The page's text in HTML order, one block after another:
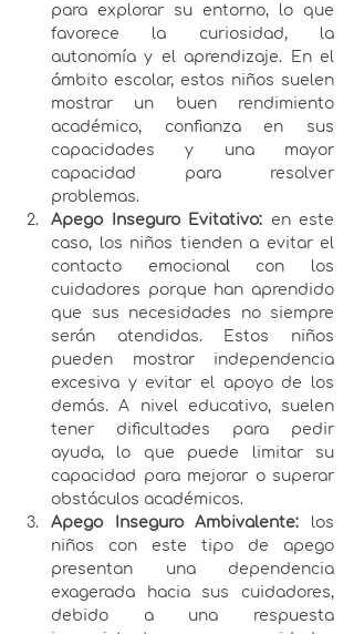
para explorar su entorno, lo que
favorece la curiosidad, la
autonomía y el aprendizaje. En el
ámbito escolar, estos niños suelen
mostrar un buen rendimiento
académico, confianza en sus
capacidades y una mayor
capacidad para resolver
problemas.
Apego Inseguro Evitativo: en este
caso, los niños tienden a evitar el
contacto emocional con los
cuidadores porque han aprendido
que sus necesidades no siempre
serán atendidas. Estos niños
pueden mostrar independencia
excesiva y evitar el apoyo de los
demás. A nivel educativo, suelen
tener dificultades para pedir
ayuda, lo que puede limitar su
capacidad para mejorar o superar
obstáculos académicos.
Apego Inseguro Ambivalente: los
niños con este tipo de apego
presentan una dependencia
exagerada hacia sus cuidadores,
debido a una respuesta